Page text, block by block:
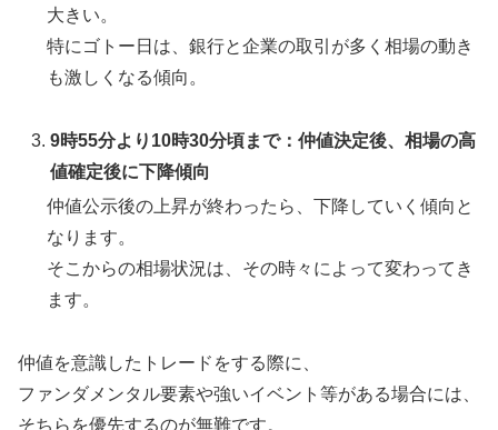
大きい。
特にゴトー日は、銀行と企業の取引が多く相場の動き
も激しくなる傾向。
9時55分より10時30分頃まで：仲値決定後、相場の高
値確定後に下降傾向
仲値公示後の上昇が終わったら、下降していく傾向と
なります。
そこからの相場状況は、その時々によって変わってき
ます。
仲値を意識したトレードをする際に、
ファンダメンタル要素や強いイベント等がある場合には、
そちらを優先するのが無難です。